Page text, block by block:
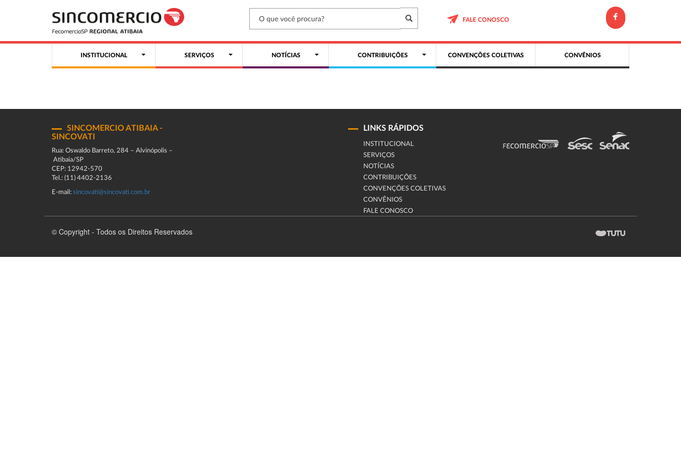
FALE CONOSCO
INSTITUCIONAL SERVIÇOS NOTÍCIAS CONTRIBUIÇÕES CONVENÇÕES COLETIVAS CONVÊNIOS
SINCOMERCIO ATIBAIA -
SINCOVATI
Rua: Oswaldo Barreto, 284 – Alvinópolis –
Atibaia/SP
CEP: 12942-570
Tel.: (11) 4402-2136
E-mail: sincovati@sincovati.com.br
LINKS RÁPIDOS
INSTITUCIONAL
SERVIÇOS
NOTÍCIAS
CONTRIBUIÇÕES
CONVENÇÕES COLETIVAS
CONVÊNIOS
FALE CONOSCO
© Copyright - Todos os Direitos Reservados